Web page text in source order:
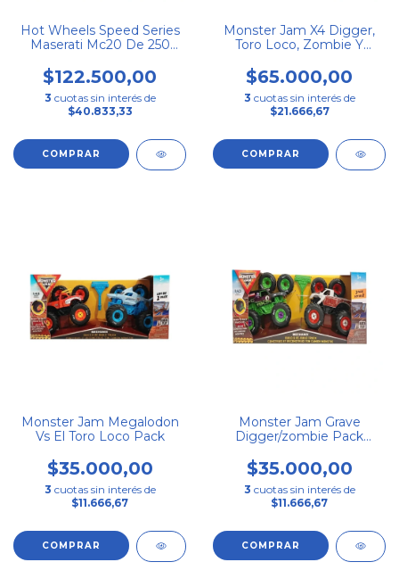
Hot Wheels Speed Series
Maserati Mc20 De 250
$122.500,00
3 cuotas sin interés de
$40.833,33
Monster Jam X4 Digger,
Toro Loco, Zombie Y
$65.000,00
3 cuotas sin interés de
$21.666,67
Monster Jam Megalodon
Vs El Toro Loco Pack
$35.000,00
3 cuotas sin interés de
$11.666,67
Monster Jam Grave
Digger/zombie Pack
$35.000,00
3 cuotas sin interés de
$11.666,67